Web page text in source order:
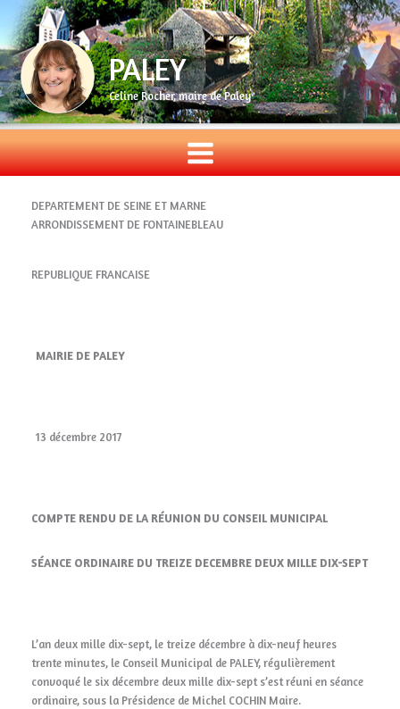
contenu
PALEY
Celine Rocher, maire de Paley
DEPARTEMENT DE SEINE ET MARNE
ARRONDISSEMENT DE FONTAINEBLEAU
REPUBLIQUE FRANCAISE
MAIRIE DE PALEY
13 décembre 2017
COMPTE RENDU DE LA RÉUNION DU CONSEIL MUNICIPAL
SÉANCE ORDINAIRE DU TREIZE DECEMBRE DEUX MILLE DIX-SEPT
L’an deux mille dix-sept, le treize décembre à dix-neuf heures
trente minutes, le Conseil Municipal de PALEY, régulièrement
convoqué le six décembre deux mille dix-sept s’est réuni en séance
ordinaire, sous la Présidence de Michel COCHIN Maire.